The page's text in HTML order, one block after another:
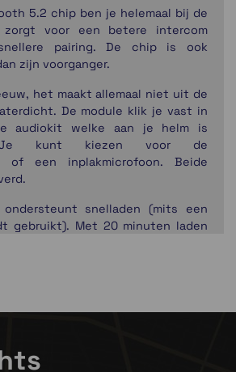
5.2 chip ben je helemaal bij de
voor een betere intercom
pairing. De chip is ook
zijn voorganger.
het maakt allemaal niet uit de
De module klik je vast in
audiokit welke aan je helm is
Je kunt kiezen voor de
of een inplakmicrofoon. Beide
snelladen (mits een
gebruikt). Met 20 minuten laden
spreektijd. Opladen gaat via een